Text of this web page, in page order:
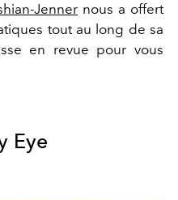
Jenner nous a offert
tout au long de sa
en revue pour vous
Eye